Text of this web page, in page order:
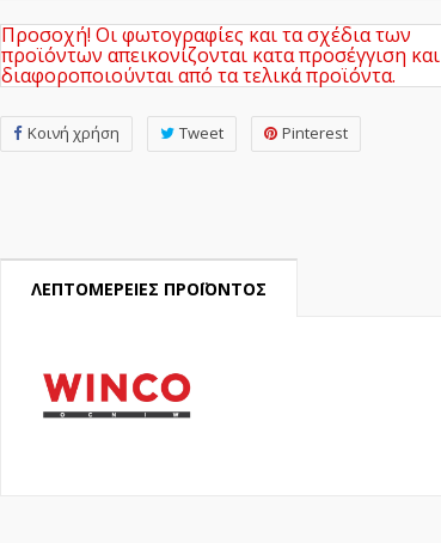
Προσοχή! Οι φωτογραφίες και τα σχέδια των
προϊόντων απεικονίζονται κατα προσέγγιση και
διαφοροποιούνται από τα τελικά προϊόντα.
Κοινή χρήση Tweet Pinterest
ΛΕΠΤΟΜΈΡΕΙΕΣ ΠΡΟΪΌΝΤΟΣ